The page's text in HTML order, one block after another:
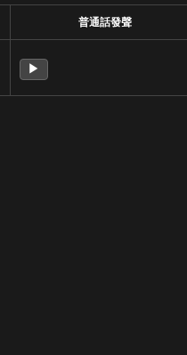
普通話發聲
▶